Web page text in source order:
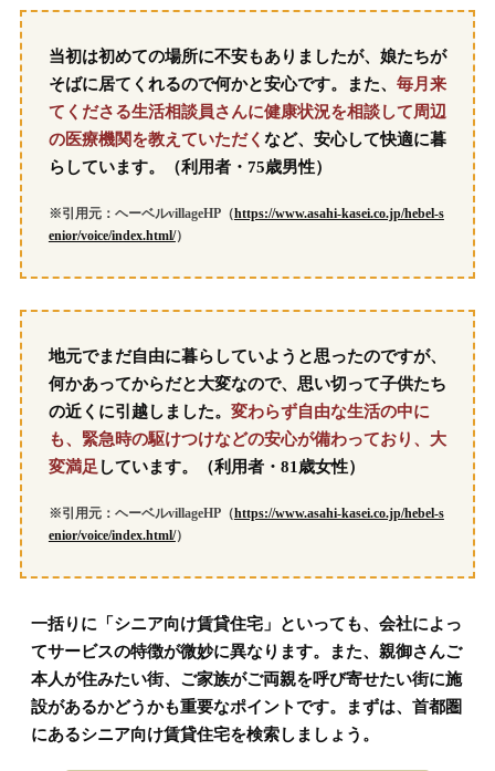
当初は初めての場所に不安もありましたが、娘たちが
そばに居てくれるので何かと安心です。また、 毎月来
てくださる生活相談員さんに健康状況を相談して周辺
の医療機関を教えていただく など、安心して快適に暮
らしています。（利用者・75歳男性）
※引用元：ヘーベルvillageHP（https://www.asahi-kasei.co.jp/hebel-s
enior/voice/index.html/）
地元でまだ自由に暮らしていようと思ったのですが、
何かあってからだと大変なので、思い切って子供たち
の近くに引越しました。 変わらず自由な生活の中に
も、緊急時の駆けつけなどの安心が備わっており、大
変満足 しています。（利用者・81歳女性）
※引用元：ヘーベルvillageHP（https://www.asahi-kasei.co.jp/hebel-s
enior/voice/index.html/）
一括りに「シニア向け賃貸住宅」といっても、会社によっ
てサービスの特徴が微妙に異なります。また、親御さんご
本人が住みたい街、ご家族がご両親を呼び寄せたい街に施
設があるかどうかも重要なポイントです。まずは、首都圏
にあるシニア向け賃貸住宅を検索しましょう。